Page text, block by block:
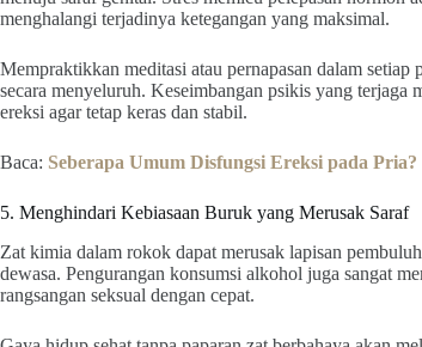
menghalangi terjadinya ketegangan yang maksimal.
Mempraktikkan meditasi atau pernapasan dalam setiap
secara menyeluruh. Keseimbangan psikis yang terjaga
ereksi agar tetap keras dan stabil.
Baca: Seberapa Umum Disfungsi Ereksi pada Pria?
5. Menghindari Kebiasaan Buruk yang Merusak Saraf
Zat kimia dalam rokok dapat merusak lapisan
dewasa. Pengurangan konsumsi alkohol juga sangat
rangsangan seksual dengan cepat.